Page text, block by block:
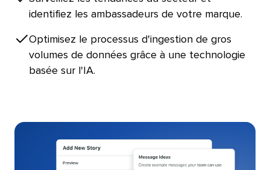
identifiez les ambassadeurs de votre marque.​​
Optimisez le processus d'ingestion de gros
volumes de données grâce à une technologie
basée sur l'IA.​​